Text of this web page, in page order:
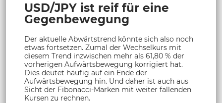
USD/JPY ist reif für eine
Gegenbewegung
Der aktuelle Abwärtstrend könnte sich also noch
etwas fortsetzen. Zumal der Wechselkurs mit
diesem Trend inzwischen mehr als 61,80 % der
vorherigen Aufwärtsbewegung korrigiert hat.
Dies deutet häufig auf ein Ende der
Aufwärtsbewegung hin. Und daher ist auch aus
Sicht der Fibonacci-Marken mit weiter fallenden
Kursen zu rechnen.